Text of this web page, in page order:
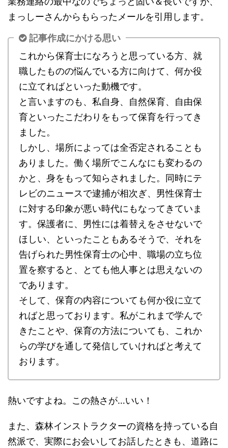
まっしーさんからもらったメールを引用します。
記事作成にかける思い
これから保育士になろうと思っている方、就
職したものの悩んでいる方に向けて、何か役
に立てればといった動機です。
と言いますのも、私自身、自然保育、自由保
育といったこだわりをもって保育を行ってき
ました。
しかし、場所によっては全否定されることも
ありました。働く場所でこんなにも変わるの
かと、身をもって知らされました。同時にテ
レビのニュースで逮捕が相次ぎ、男性保育士
に対する印象が悪い時代にもなってきていま
す。保護者に、男性には着替えをさせないで
ほしい、といったこともあるそうで、それを
告げられた男性保育士の心中、職場の立ち位
置を察すると、とても他人事とは思えないの
であります。
そして、保育の内容についても何か役に立て
ればと思っております。私がこれまで学んで
きたことや、保育の方法についても、これか
らの学びを通して発信していければと考えて
おります。
熱いですよね。この熱さが…いい！
また、森林インストラクターの資格を持っている自
然派で、実際にお会いしてお話したときも、道路に